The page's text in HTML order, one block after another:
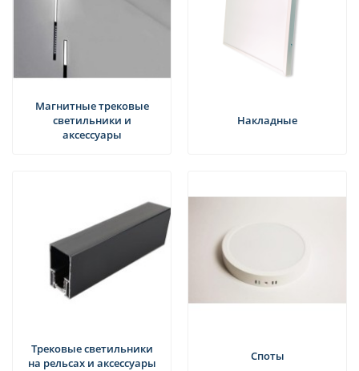
Магнитные трековые
светильники и
аксессуары
Накладные
Трековые светильники
на рельсах и аксессуары
Споты